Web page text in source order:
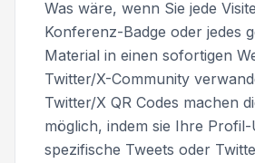
Was wäre, wenn Sie jede
Konferenz-Badge oder jedes
Material in einen sofortigen
Twitter/X-Community
Twitter/X QR Codes machen
möglich, indem sie Ihre Profil-
spezifische Tweets oder